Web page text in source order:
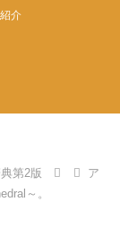
介
第2版
ア
～。